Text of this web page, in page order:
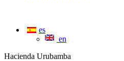
es
en
Hacienda Urubamba